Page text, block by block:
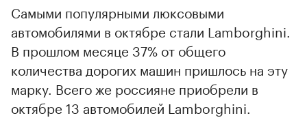
Самыми популярными люксовыми
автомобилями в октябре стали Lamborghini.
В прошлом месяце 37% от общего
количества дорогих машин пришлось на эту
марку. Всего же россияне приобрели в
октябре 13 автомобилей Lamborghini.